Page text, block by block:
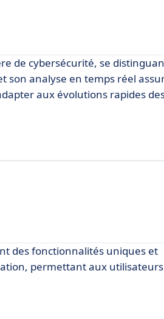
de cybersécurité, se
son analyse en temps réel
aux évolutions rapides
des fonctionnalités uniques et
permettant aux